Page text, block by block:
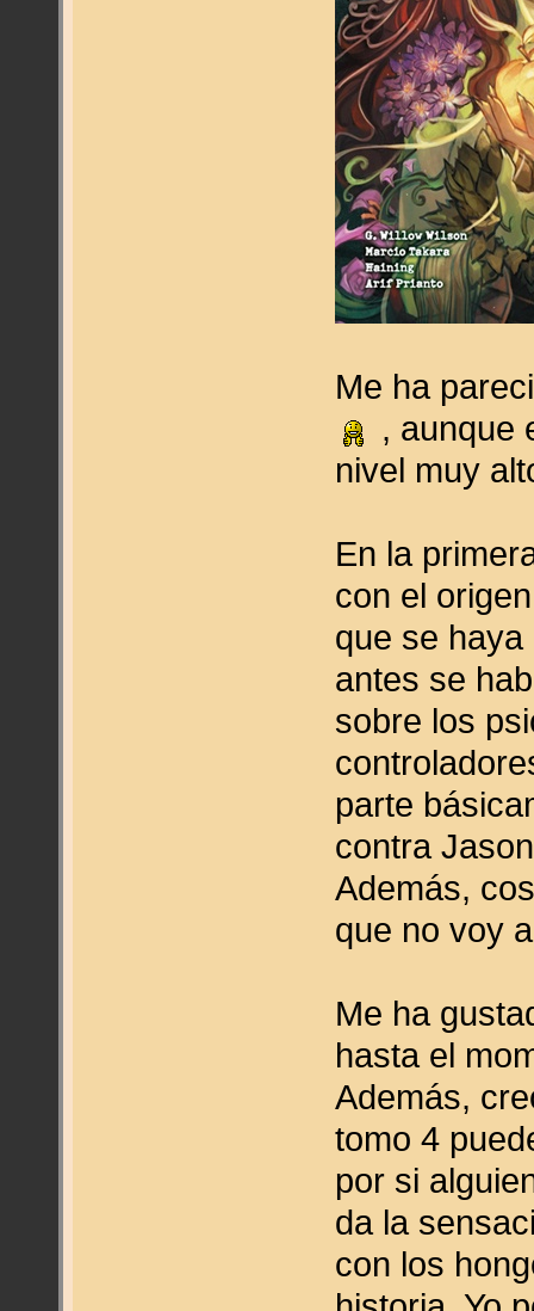
Me ha
, aunque
nivel muy
En la
con el
que se
antes se
sobre los
parte
contra
Además,
que no voy
Me ha
hasta el
Además,
tomo 4
por si
da la
con los